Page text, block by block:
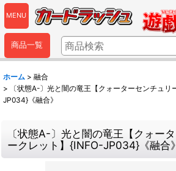
MENU
商品一覧
ホーム > 融合
>
〔状態A-〕光と闇の竜王【クォーターセンチュ
JP034}《融合》
〔状態A-〕光と闇の竜王【クォー
ークレット】{INFO-JP034}《融合》